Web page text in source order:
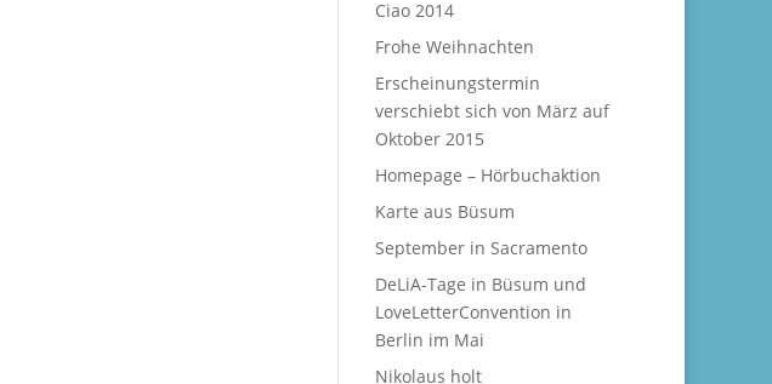
Ciao 2014
Frohe Weihnachten
Erscheinungstermin
verschiebt sich von März auf
Oktober 2015
Homepage – Hörbuchaktion
Karte aus Büsum
September in Sacramento
DeLiA-Tage in Büsum und
LoveLetterConvention in
Berlin im Mai
Nikolaus holt